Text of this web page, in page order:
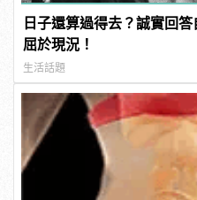
日子還算過得去？誠實回
屈於現況！
生活話題